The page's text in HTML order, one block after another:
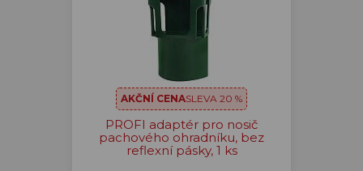
AKČNÍ CENASLEVA 20 %
PROFI adaptér pro nosič
pachového ohradníku, bez
reflexní pásky, 1 ks